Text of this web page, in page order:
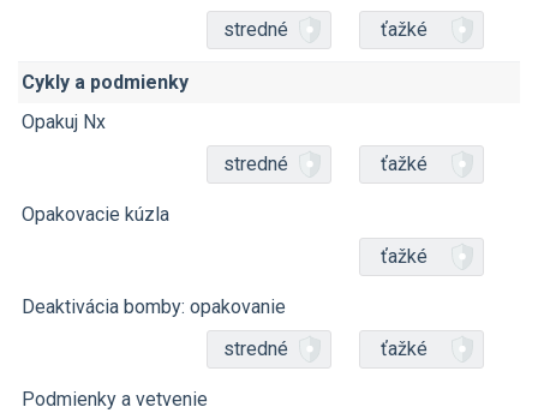
stredné
ťažké
Cykly a podmienky
Opakuj Nx
stredné
ťažké
Opakovacie kúzla
ťažké
Deaktivácia bomby: opakovanie
stredné
ťažké
Podmienky a vetvenie